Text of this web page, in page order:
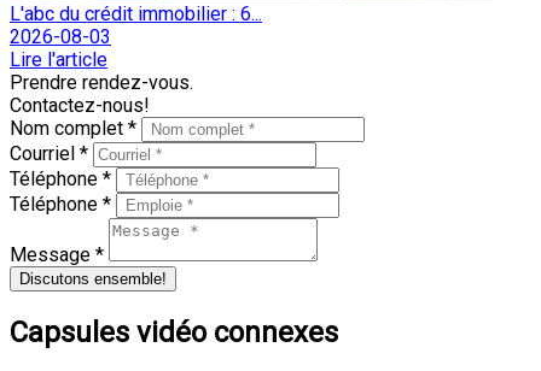
L'abc du crédit immobilier : 6...
2026-08-03
Lire l'article
Prendre rendez-vous.
Contactez-nous!
Nom complet *
Courriel *
Téléphone *
Téléphone *
Message *
Discutons ensemble!
Capsules vidéo connexes